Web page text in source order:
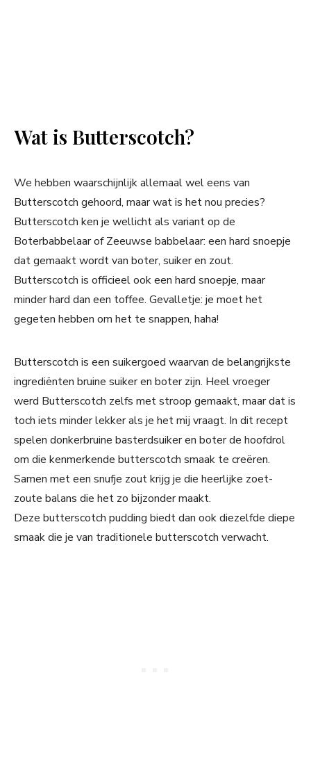
Wat is Butterscotch?
We hebben waarschijnlijk allemaal wel eens van
Butterscotch gehoord, maar wat is het nou precies?
Butterscotch ken je wellicht als variant op de
Boterbabbelaar of Zeeuwse babbelaar: een hard snoepje
dat gemaakt wordt van boter, suiker en zout.
Butterscotch is officieel ook een hard snoepje, maar
minder hard dan een toffee. Gevalletje: je moet het
gegeten hebben om het te snappen, haha!
Butterscotch is een suikergoed waarvan de belangrijkste
ingrediënten bruine suiker en boter zijn. Heel vroeger
werd Butterscotch zelfs met stroop gemaakt, maar dat is
toch iets minder lekker als je het mij vraagt. In dit recept
spelen donkerbruine basterdsuiker en boter de hoofdrol
om die kenmerkende butterscotch smaak te creëren.
Samen met een snufje zout krijg je die heerlijke zoet-
zoute balans die het zo bijzonder maakt.
Deze butterscotch pudding biedt dan ook diezelfde diepe
smaak die je van traditionele butterscotch verwacht.